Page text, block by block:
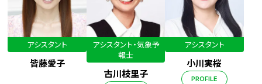
アシスタント
皆藤愛子
アシスタント・気象予
報士
古川枝里子
アシスタント
小川実桜
PROFILE